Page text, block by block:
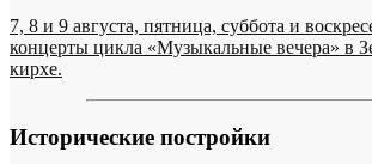
7, 8 и 9 августа, пятница, суббота и
концерты цикла «Музыкальные вечера» в
кирхе.
Исторические постройки